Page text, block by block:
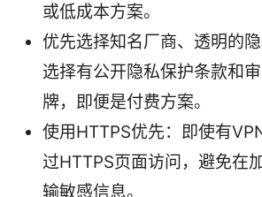
或低成本方案。
优先选择知名厂商、透明的
选择有公开隐私保护条款和
牌，即便是付费方案。
使用HTTPS优先：即使有
过HTTPS页面访问，避免在
输敏感信息。